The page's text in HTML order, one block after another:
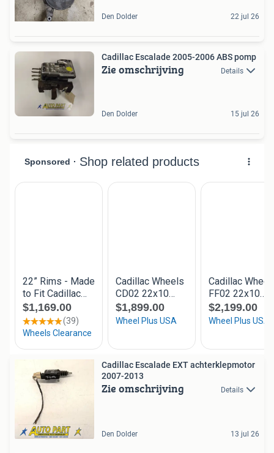
Den Dolder 22 jul 26
Cadillac Escalade 2005-2006 ABS pomp
Zie omschrijving Details
Den Dolder 15 jul 26
Cadillac Escalade EXT achterklepmotor
2007-2013
Zie omschrijving Details
Den Dolder 13 jul 26